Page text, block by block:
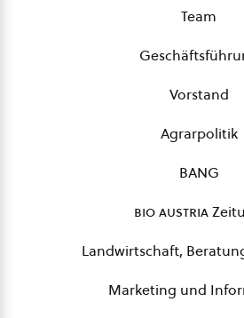
Team
Vorstand
Agrarpolitik
BANG
bio austria
Landwirtschaft,
Marketing und